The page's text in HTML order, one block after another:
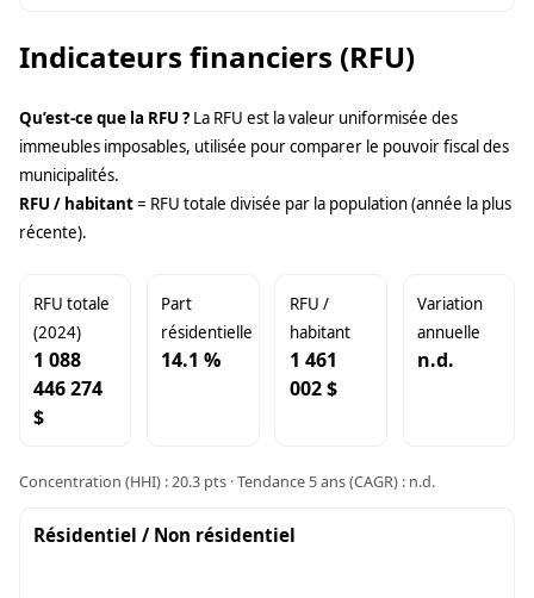
Indicateurs financiers (RFU)
Qu’est-ce que la RFU ? La RFU est la valeur uniformisée des
immeubles imposables, utilisée pour comparer le pouvoir fiscal des
municipalités.
RFU / habitant= RFU totale divisée par la population (année la plus
récente).
RFU totale
(2024)
1 088
446 274
$
Part
résidentielle
14.1 %
RFU /
habitant
1 461
002 $
Variation
annuelle
n.d.
Concentration (HHI) : 20.3 pts · Tendance 5 ans (CAGR) : n.d.
Résidentiel / Non résidentiel